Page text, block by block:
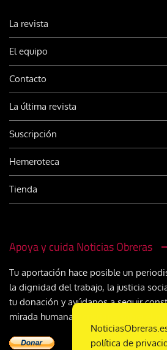
La revista
El equipo
Contacto
La última revista
Suscripción
Hemeroteca
Tienda
Apoya y cuida Noticias Obreras
Tu aportación hace posible un
la dignidad del trabajo, la justicia
tu donación y ayúdanos a seguir
mirada humana y cristiana sobre el
política de